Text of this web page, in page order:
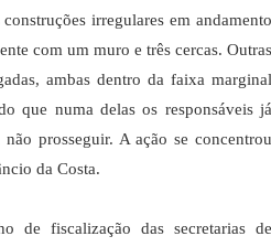
irregulares em andamento
com um muro e três cercas. Outras
ambas dentro da faixa marginal
que numa delas os responsáveis já
prosseguir. A ação se concentrou
da Costa.
de fiscalização das secretarias de